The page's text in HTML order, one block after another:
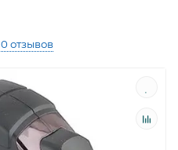
0 отзывов